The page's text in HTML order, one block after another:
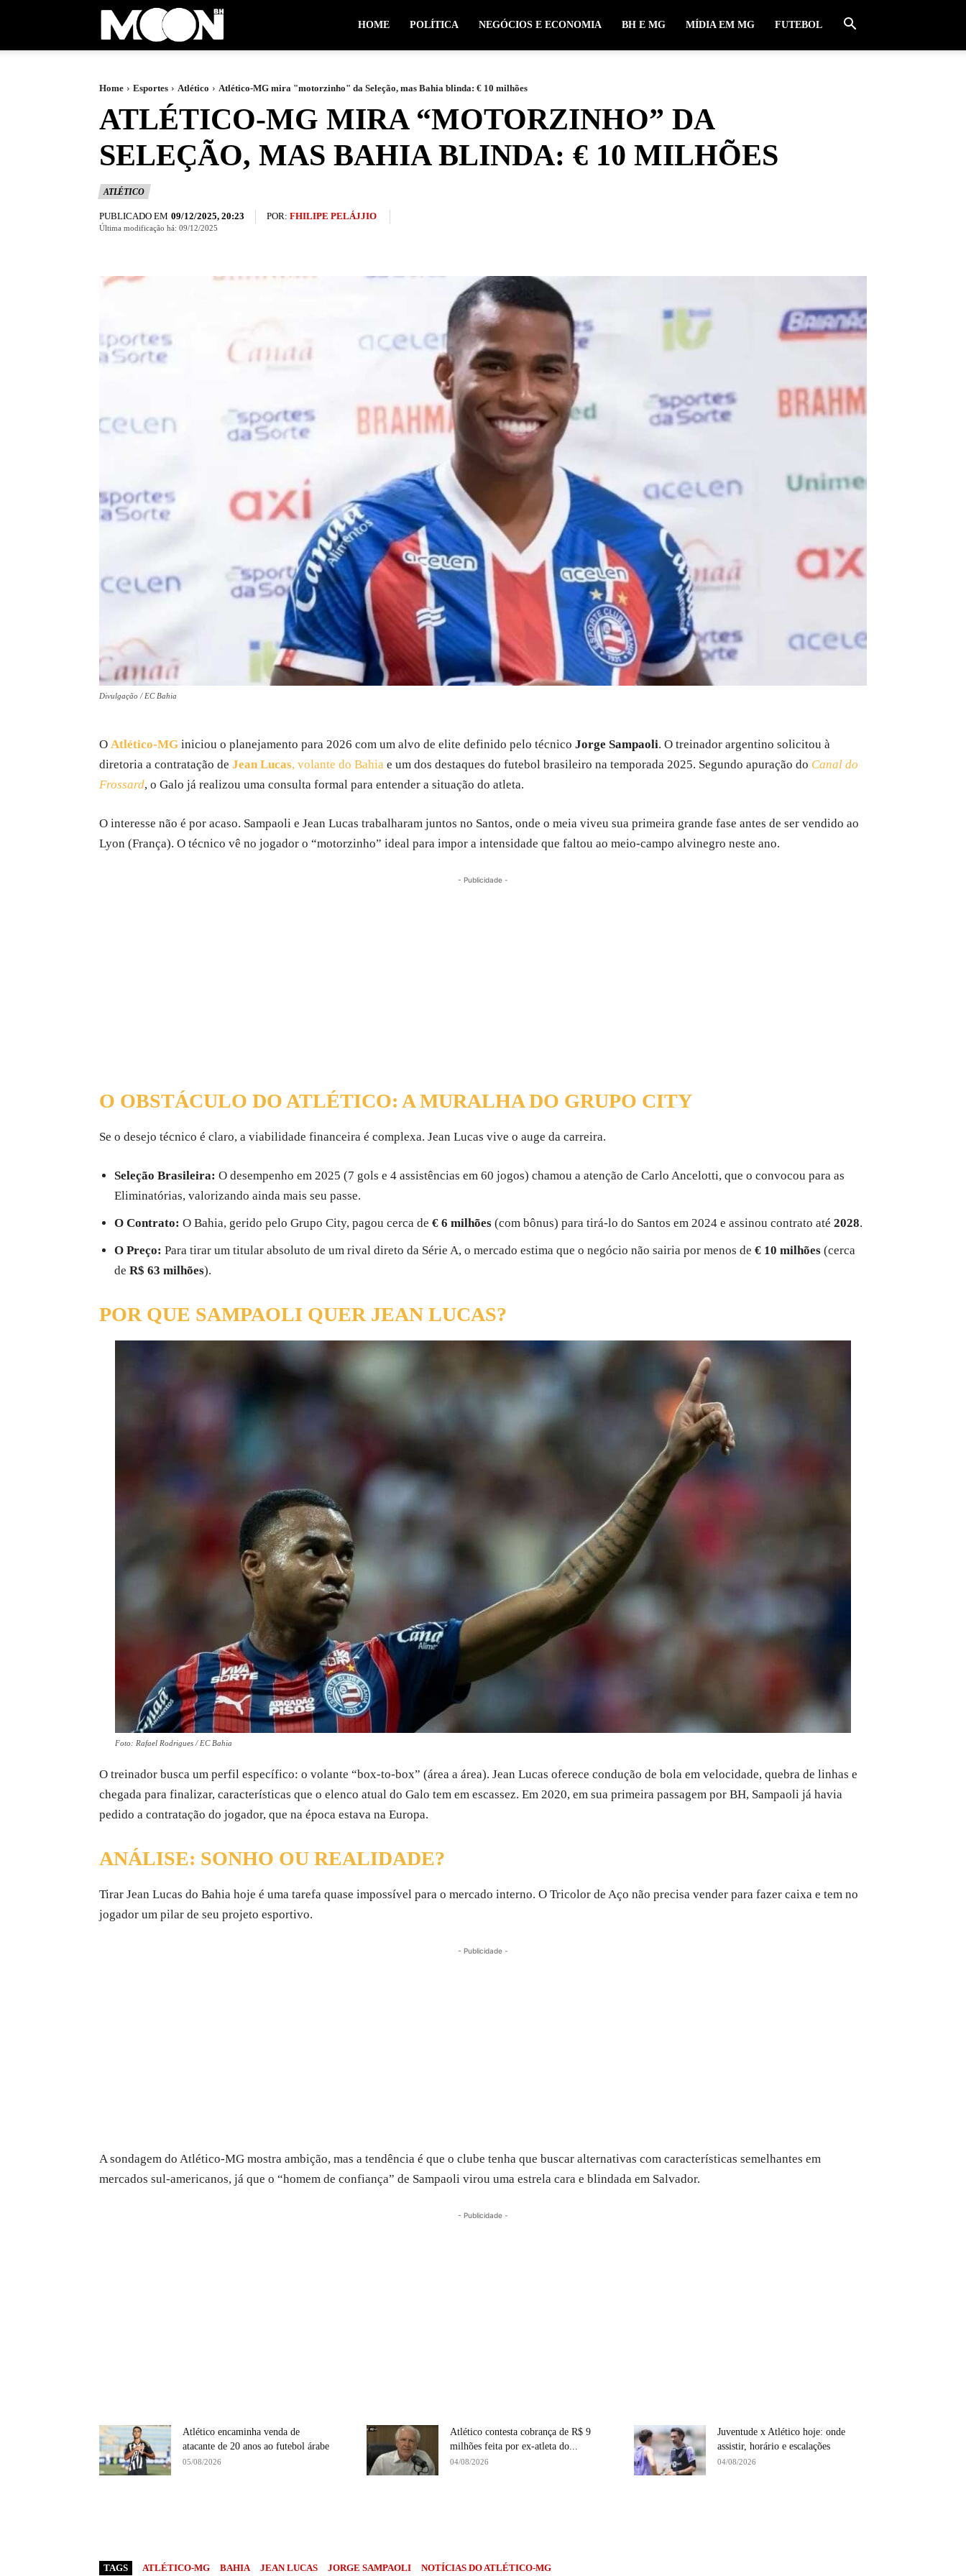
HOME POLÍTICA NEGÓCIOS E ECONOMIA BH E MG MÍDIA EM MG FUTEBOL
Home Esportes Atlético Atlético-MG mira "motorzinho" da Seleção, mas Bahia blinda: € 10 milhões
ATLÉTICO-MG MIRA “MOTORZINHO” DA
SELEÇÃO, MAS BAHIA BLINDA: € 10 MILHÕES
ATLÉTICO
PUBLICADO EM 09/12/2025, 20:23 POR: FHILIPE PELÁJJIO
Última modificação há: 09/12/2025
Divulgação / EC Bahia
O Atlético-MG iniciou o planejamento para 2026 com um alvo de elite definido pelo técnico Jorge Sampaoli. O treinador argentino solicitou à
diretoria a contratação de Jean Lucas, volante do Bahia e um dos destaques do futebol brasileiro na temporada 2025. Segundo apuração do Canal do
Frossard, o Galo já realizou uma consulta formal para entender a situação do atleta.
O interesse não é por acaso. Sampaoli e Jean Lucas trabalharam juntos no Santos, onde o meia viveu sua primeira grande fase antes de ser vendido ao
Lyon (França). O técnico vê no jogador o “motorzinho” ideal para impor a intensidade que faltou ao meio-campo alvinegro neste ano.
- Publicidade -
O OBSTÁCULO DO ATLÉTICO: A MURALHA DO GRUPO CITY
Se o desejo técnico é claro, a viabilidade financeira é complexa. Jean Lucas vive o auge da carreira.
Seleção Brasileira: O desempenho em 2025 (7 gols e 4 assistências em 60 jogos) chamou a atenção de Carlo Ancelotti, que o convocou para as
Eliminatórias, valorizando ainda mais seu passe.
O Contrato: O Bahia, gerido pelo Grupo City, pagou cerca de € 6 milhões (com bônus) para tirá-lo do Santos em 2024 e assinou contrato até 2028.
O Preço: Para tirar um titular absoluto de um rival direto da Série A, o mercado estima que o negócio não sairia por menos de € 10 milhões (cerca
de R$ 63 milhões).
POR QUE SAMPAOLI QUER JEAN LUCAS?
Foto: Rafael Rodrigues / EC Bahia
O treinador busca um perfil específico: o volante “box-to-box” (área a área). Jean Lucas oferece condução de bola em velocidade, quebra de linhas e
chegada para finalizar, características que o elenco atual do Galo tem em escassez. Em 2020, em sua primeira passagem por BH, Sampaoli já havia
pedido a contratação do jogador, que na época estava na Europa.
ANÁLISE: SONHO OU REALIDADE?
Tirar Jean Lucas do Bahia hoje é uma tarefa quase impossível para o mercado interno. O Tricolor de Aço não precisa vender para fazer caixa e tem no
jogador um pilar de seu projeto esportivo.
- Publicidade -
A sondagem do Atlético-MG mostra ambição, mas a tendência é que o clube tenha que buscar alternativas com características semelhantes em
mercados sul-americanos, já que o “homem de confiança” de Sampaoli virou uma estrela cara e blindada em Salvador.
- Publicidade -
Atlético encaminha venda de
atacante de 20 anos ao futebol árabe
05/08/2026
Atlético contesta cobrança de R$ 9
milhões feita por ex-atleta do...
04/08/2026
Juventude x Atlético hoje: onde
assistir, horário e escalações
04/08/2026
TAGS ATLÉTICO-MG BAHIA JEAN LUCAS JORGE SAMPAOLI NOTÍCIAS DO ATLÉTICO-MG